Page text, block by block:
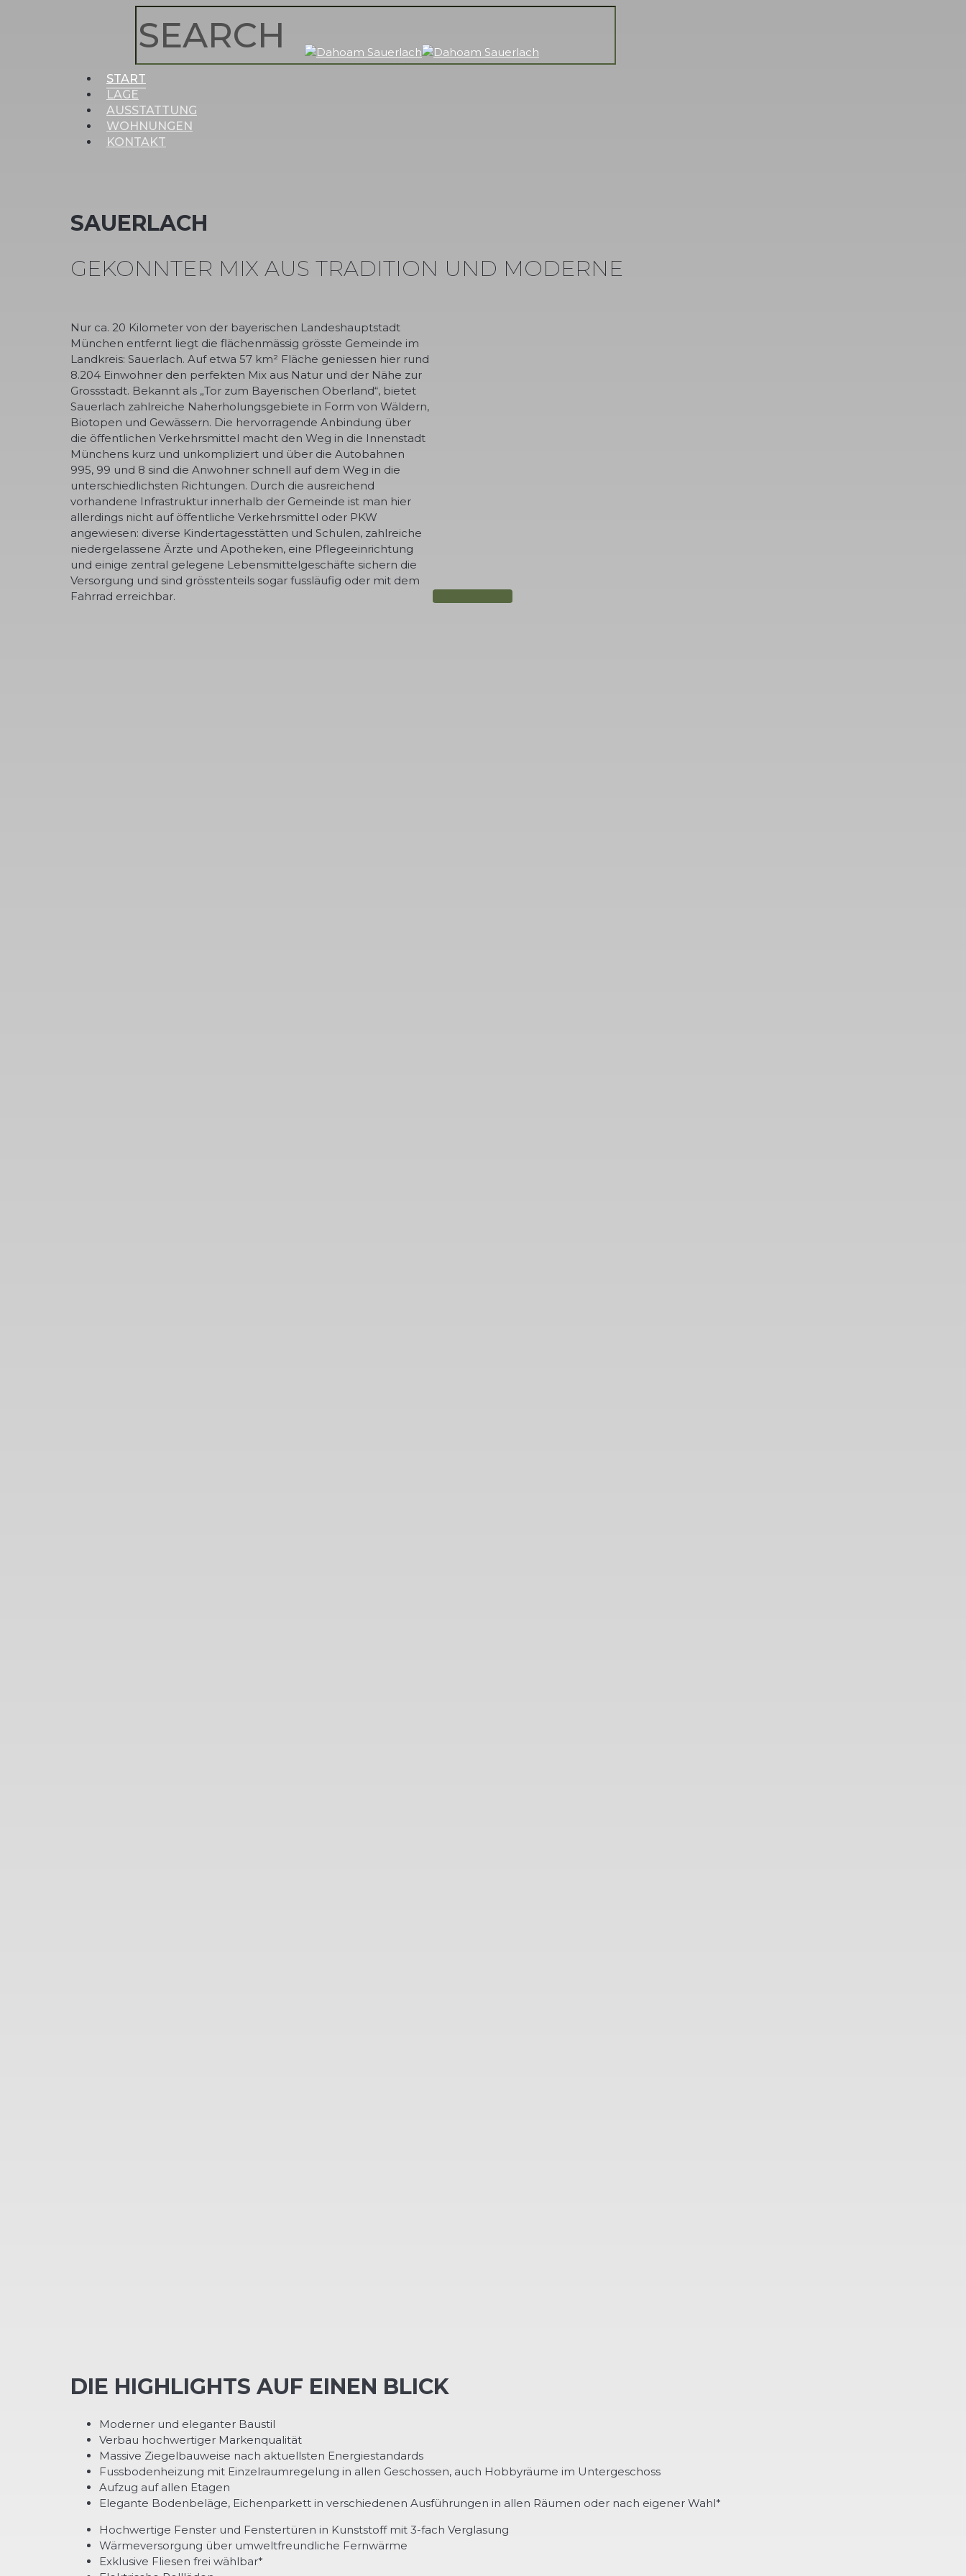
Close
Search
Menu
START
LAGE
AUSSTATTUNG
WOHNUNGEN
KONTAKT
SAUERLACH
GEKONNTER MIX AUS TRADITION UND MODERNE
Nur ca. 20 Kilometer von der bayerischen Landeshauptstadt
München entfernt liegt die flächenmässig grösste Gemeinde im
Landkreis: Sauerlach. Auf etwa 57 km² Fläche geniessen hier rund
8.204 Einwohner den perfekten Mix aus Natur und der Nähe zur
Grossstadt. Bekannt als „Tor zum Bayerischen Oberland“, bietet
Sauerlach zahlreiche Naherholungsgebiete in Form von Wäldern,
Biotopen und Gewässern. Die hervorragende Anbindung über
die öffentlichen Verkehrsmittel macht den Weg in die Innenstadt
Münchens kurz und unkompliziert und über die Autobahnen
995, 99 und 8 sind die Anwohner schnell auf dem Weg in die
unterschiedlichsten Richtungen. Durch die ausreichend
vorhandene Infrastruktur innerhalb der Gemeinde ist man hier
allerdings nicht auf öffentliche Verkehrsmittel oder PKW
angewiesen: diverse Kindertagesstätten und Schulen, zahlreiche
niedergelassene Ärzte und Apotheken, eine Pflegeeinrichtung
und einige zentral gelegene Lebensmittelgeschäfte sichern die
Versorgung und sind grösstenteils sogar fussläufig oder mit dem
Fahrrad erreichbar.
Mehr zur Lage
DIE HIGHLIGHTS AUF EINEN BLICK
Moderner und eleganter Baustil
Verbau hochwertiger Markenqualität
Massive Ziegelbauweise nach aktuellsten Energiestandards
Fussbodenheizung mit Einzelraumregelung in allen Geschossen, auch Hobbyräume im Untergeschoss
Aufzug auf allen Etagen
Elegante Bodenbeläge, Eichenparkett in verschiedenen Ausführungen in allen Räumen oder nach eigener Wahl*
Hochwertige Fenster und Fenstertüren in Kunststoff mit 3-fach Verglasung
Wärmeversorgung über umweltfreundliche Fernwärme
Exklusive Fliesen frei wählbar*